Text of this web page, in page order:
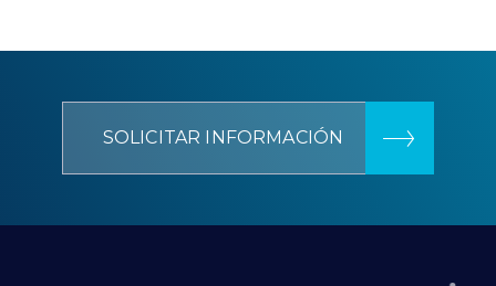
SOLICITAR INFORMACIÓN